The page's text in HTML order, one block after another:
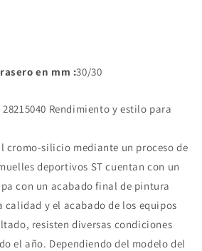
en mm :30/30
Rendimiento y estilo para
cromo-silicio mediante un proceso de
deportivos ST cuentan con un
con un acabado final de pintura
y el acabado de los equipos
resisten diversas condiciones
el año. Dependiendo del modelo del